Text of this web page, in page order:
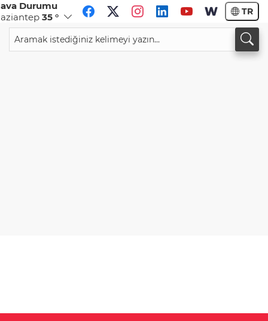
Durumu
35 ° TR
CHF
59,0083%0,82
34,1883